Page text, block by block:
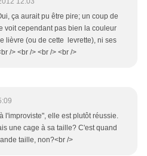
ça aurait pu être pire; un coup de
voit cependant pas bien la couleur
lièvre (ou de cette levrette), ni ses
/> <br /> <br /> <br />
l'improviste", elle est plutôt réussie.
une cage à sa taille? C'est quand
taille, non?<br />